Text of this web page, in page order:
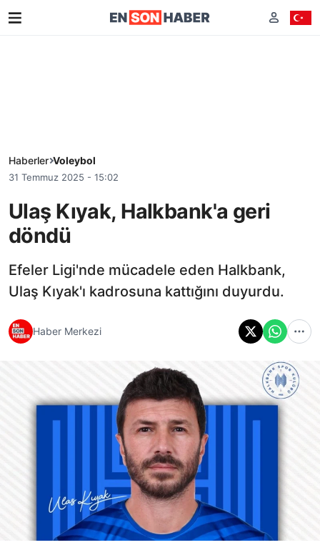
Haberler Voleybol
31 Temmuz 2025 - 15:02
Ulaş Kıyak, Halkbank'a geri
döndü
Efeler Ligi'nde mücadele eden Halkbank,
Ulaş Kıyak'ı kadrosuna kattığını duyurdu.
Haber Merkezi